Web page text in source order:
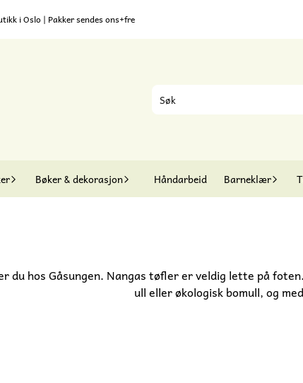
i Oslo | Pakker sendes ons+fre
Bøker & dekorasjon Håndarbeid Barneklær
du hos Gåsungen. Nangas tøfler er veldig lette på
ull eller økologisk bomull, og